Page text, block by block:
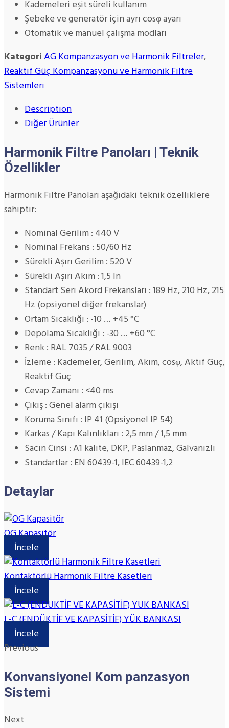
Kademeleri eşit süreli kullanım
Şebeke ve generatör için ayrı cosφ ayarı
Otomatik ve manuel çalışma modları
KategoriAG Kompanzasyon ve Harmonik Filtreler,
Reaktif Güç Kompanzasyonu ve Harmonik Filtre
Sistemleri
Description
Diğer Ürünler
Harmonik Filtre Panoları | Teknik
Özellikler
Harmonik Filtre Panoları aşağıdaki teknik özelliklere
sahiptir:
Nominal Gerilim : 440 V
Nominal Frekans : 50/60 Hz
Sürekli Aşırı Gerilim : 520 V
Sürekli Aşırı Akım : 1,5 In
Standart Seri Akord Frekansları : 189 Hz, 210 Hz, 215
Hz (opsiyonel diğer frekanslar)
Ortam Sıcaklığı : -10 … +45 °C
Depolama Sıcaklığı : -30 … +60 °C
Renk : RAL 7035 / RAL 9003
İzleme : Kademeler, Gerilim, Akım, cosφ, Aktif Güç,
Reaktif Güç
Cevap Zamanı : <40 ms
Çıkış : Genel alarm çıkışı
Koruma Sınıfı : IP 41 (Opsiyonel IP 54)
Karkas / Kapı Kalınlıkları : 2,5 mm / 1,5 mm
Sacın Cinsi : A1 kalite, DKP, Paslanmaz, Galvanizli
Standartlar : EN 60439-1, IEC 60439-1,2
Detaylar
OG Kapasitör
İncele
Kontaktörlü Harmonik Filtre Kasetleri
İncele
L-C (ENDÜKTİF VE KAPASİTİF) YÜK BANKASI
İncele
Previous
Konvansiyonel Kom panzasyon
Sistemi
Next